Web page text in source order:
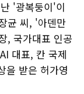
'광복둥이'이
균 씨, '아덴만
, 국가대표 인공
대표, 칸 국제
을 받은 허가영